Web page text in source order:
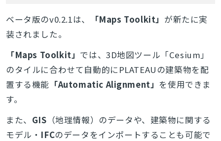
ベータ版のv0.2.1は、 「Maps Toolkit」 が新たに実
装されました。
「Maps Toolkit」 では、3D地図ツール「Cesium」
のタイルに合わせて自動的にPLATEAUの建築物を配
置する機能 「Automatic Alignment」 を使用できま
す。
また、 GIS （地理情報）のデータや、建築物に関する
モデル・ IFCのデータをインポートすることも可能で